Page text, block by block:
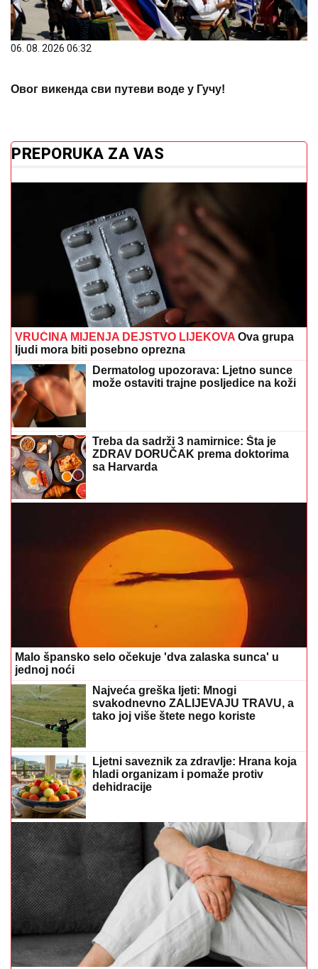
Овог викенда сви путеви воде у Гучу!
PREPORUKA ZA VAS
VRUĆINA MIJENJA DEJSTVO LIJEKOVA Ova grupa
ljudi mora biti posebno oprezna
Dermatolog upozorava: Ljetno sunce
može ostaviti trajne posljedice na koži
Treba da sadrži 3 namirnice: Šta je
ZDRAV DORUČAK prema doktorima
Malo špansko selo očekuje 'dva zalaska sunca' u
jednoj noći
svakodnevno ZALIJEVAJU TRAVU, a
tako joj više štete nego koriste
Ljetni saveznik za zdravlje: Hrana koja
hladi organizam i pomaže protiv
dehidracije
Ljetni otoci nogu: Greška koju mnogi prave svakog
dana
Mokra plahta na prozoru hladi sobu
bolje od ventilatora, ali samo ako je
ispunjen jedan uslov